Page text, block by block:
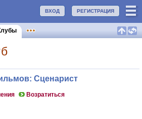
РЕГИСТРАЦИЯ
ВХОД
Сценарист
Возратиться